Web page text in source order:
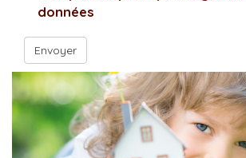
données